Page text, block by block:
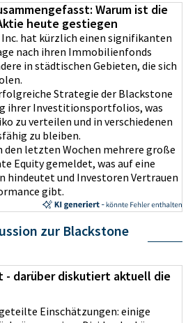
Warum ist die
heute gestiegen
hat kürzlich einen signifikanten
nach ihren Immobilienfonds
in städtischen Gebieten, die sich
Strategie der Blackstone
ihrer Investitionsportfolios, was
zu verteilen und in verschiedenen
zu bleiben.
den letzten Wochen mehrere große
Equity gemeldet, was auf eine
hindeutet und Investoren Vertrauen
gibt.
zur Blackstone
- darüber diskutiert aktuell die
Einschätzungen: einige